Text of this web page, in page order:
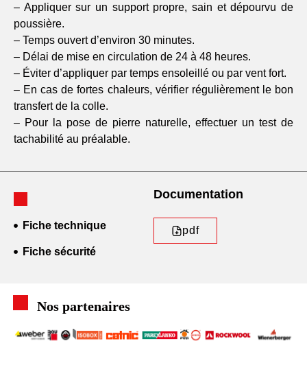
– Appliquer sur un support propre, sain et dépourvu de
poussière.
– Temps ouvert d’environ 30 minutes.
– Délai de mise en circulation de 24 à 48 heures.
– Éviter d’appliquer par temps ensoleillé ou par vent fort.
– En cas de fortes chaleurs, vérifier régulièrement le bon
transfert de la colle.
– Pour la pose de pierre naturelle, effectuer un test de
tachabilité au préalable.
Documentation
Fiche technique
pdf
Fiche sécurité
Nos partenaires